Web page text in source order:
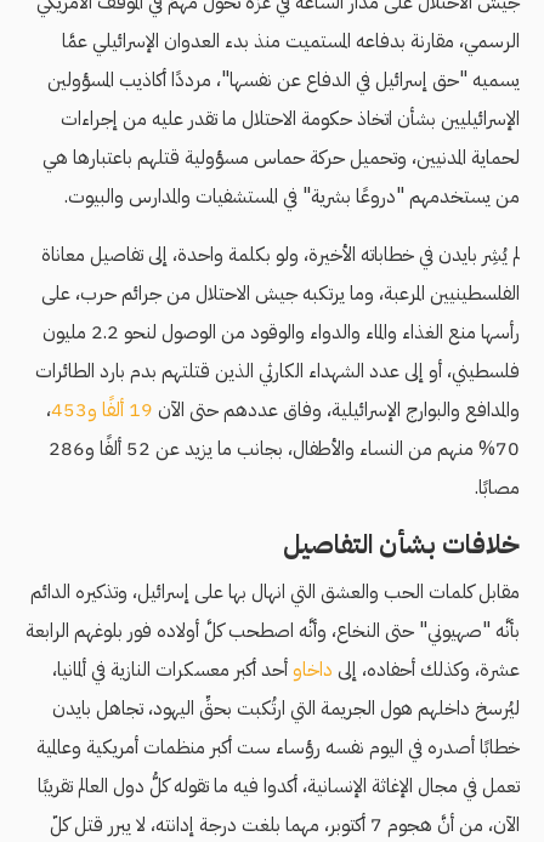
الرسمي، مقارنة بدفاعه المستميت منذ بدء العدوان الإسرائيلي عمَّا
يسميه "حق إسرائيل في الدفاع عن نفسها"، مرددًا أكاذيب المسؤولين
الإسرائيليين بشأن اتخاذ حكومة الاحتلال ما تقدر عليه من إجراءات
لحماية المدنيين، وتحميل حركة حماس مسؤولية قتلهم باعتبارها هي
من يستخدمهم "دروعًا بشرية" في المستشفيات والمدارس والبيوت.
لم يُشِر بايدن في خطاباته الأخيرة، ولو بكلمة واحدة، إلى تفاصيل معاناة
الفلسطينيين المرعبة، وما يرتكبه جيش الاحتلال من جرائم حرب، على
رأسها منع الغذاء والماء والدواء والوقود من الوصول لنحو 2.2 مليون
فلسطيني، أو إلى عدد الشهداء الكارثي الذين قتلتهم بدم بارد الطائرات
والمدافع والبوارج الإسرائيلية، وفاق عددهم حتى الآن 19 ألفًا و453
،
70% منهم من النساء والأطفال، بجانب ما يزيد عن 52 ألفًا و286
مصابًا.
خلافات بشأن التفاصيل
مقابل كلمات الحب والعشق التي انهال بها على إسرائيل، وتذكيره الدائم
بأنَّه "صهيوني" حتى النخاع، وأنَّه اصطحب كلَّ أولاده فور بلوغهم الرابعة
عشرة، وكذلك أحفاده، إلى داخاوأحد أكبر معسكرات النازية في ألمانيا،
ليُرسخ داخلهم هول الجريمة التي ارتُكبت بحقِّ اليهود، تجاهل بايدن
خطابًا أصدره في اليوم نفسه رؤساء ست أكبر منظمات أمريكية وعالمية
تعمل في مجال الإغاثة الإنسانية، أكدوا فيه ما تقوله كلُّ دول العالم تقريبًا
الآن، من أنَّ هجوم 7 أكتوبر، مهما بلغت درجة إدانته، لا يبرر قتل كلّ